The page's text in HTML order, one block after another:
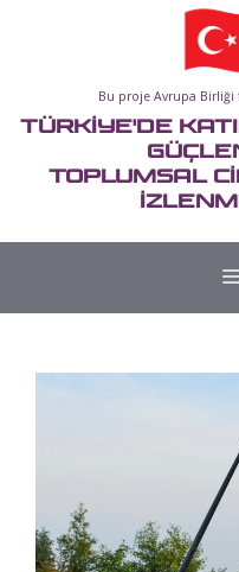
Bu proje Avrupa
TÜRKİYE'DE
TOPLUMSAL